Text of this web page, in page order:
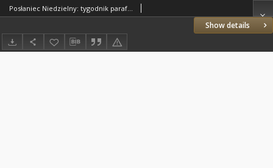
Show details
Posłaniec Niedzielny: tygodnik parafjalny parafji św. Stanisława w Ostrowie 1934.01.07 R.8 Nr1